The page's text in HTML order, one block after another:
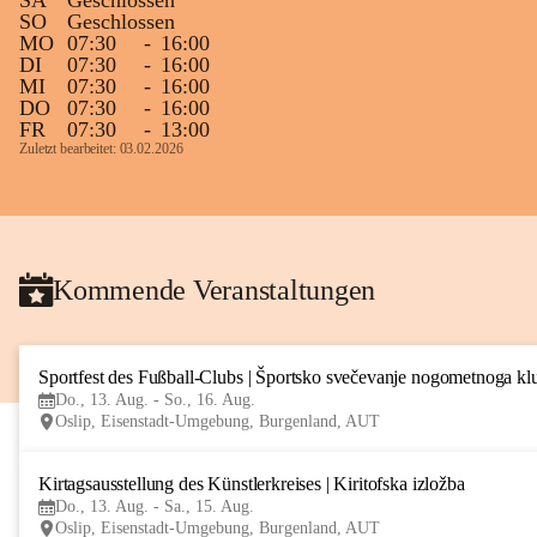
SO
Geschlossen
MO 07:30 - 16:00
DI
07:30 - 16:00
MI
07:30 - 16:00
DO
07:30 - 16:00
FR
07:30 - 13:00
Zuletzt bearbeitet: 03.02.2026
Kommende Veranstaltungen
Sportfest des Fußball-Clubs | Športsko svečevanje nogometnoga
Do., 13. Aug. - So., 16. Aug.
Oslip, Eisenstadt-Umgebung, Burgenland, AUT
Kirtagsausstellung des Künstlerkreises | Kiritofska izložba
Do., 13. Aug. - Sa., 15. Aug.
Oslip, Eisenstadt-Umgebung, Burgenland, AUT